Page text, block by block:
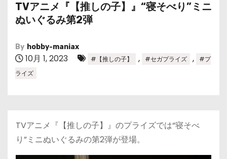
TVアニメ『【推しの子】』“寝そべり”ミニ
ぬいぐるみ第2弾
By hobby-maniax
10月 1, 2023 #【推しの子】 , #セガプライズ ,
#プ
ライズ
TVアニメ『【推しの子】』のプライズでは“寝そべ
り”ミニぬいぐるみの第2弾が登場。